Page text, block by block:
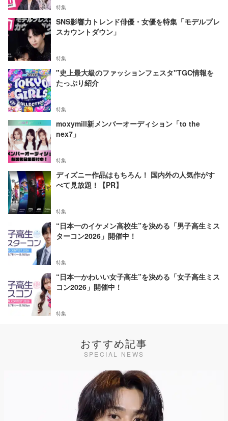
特集
SNS影響力トレンド俳優・女優を特集「モデルプレ
スカウントダウン」
特集
"史上最大級のファッションフェスタ"TGC情報を
たっぷり紹介
特集
moxymill新メンバーオーディション「to the
nex7」
特集
ディズニー作品はもちろん！ 国内外の人気作がす
べて見放題！【PR】
特集
“日本一のイケメン高校生”を決める「男子高生ミス
ターコン2026」開催中！
特集
“日本一かわいい女子高生”を決める「女子高生ミス
コン2026」開催中！
特集
おすすめ記事
SPECIAL NEWS